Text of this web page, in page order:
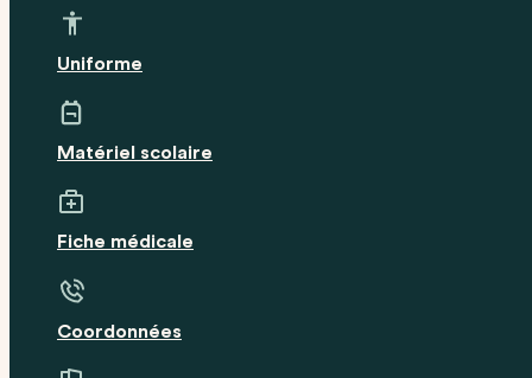
Uniforme
Matériel scolaire
Fiche médicale
Coordonnées